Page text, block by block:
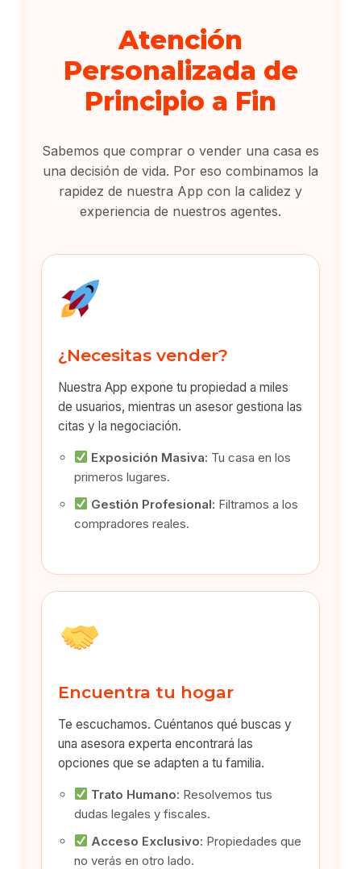
Atención
Personalizada de
Principio a Fin
Sabemos que comprar o vender una casa es
una decisión de vida. Por eso combinamos la
rapidez de nuestra App con la calidez y
experiencia de nuestros agentes.
¿Necesitas vender?
Nuestra App expone tu propiedad a miles
de usuarios, mientras un asesor gestiona las
citas y la negociación.
Exposición Masiva: Tu casa en los
primeros lugares.
Gestión Profesional: Filtramos a los
compradores reales.
Encuentra tu hogar
Te escuchamos. Cuéntanos qué buscas y
una asesora experta encontrará las
opciones que se adapten a tu familia.
Trato Humano: Resolvemos tus
dudas legales y fiscales.
Acceso Exclusivo: Propiedades que
no verás en otro lado.